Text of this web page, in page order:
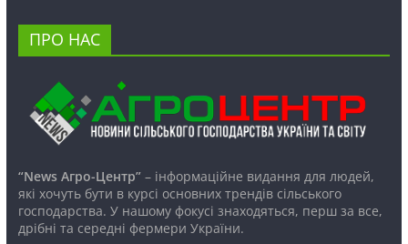
ПРО НАС
“News Агро-Центр”– інформаційне видання для людей,
які хочуть бути в курсі основних трендів сільського
господарства. У нашому фокусі знаходяться, перш за все,
дрібні та середні фермери України.